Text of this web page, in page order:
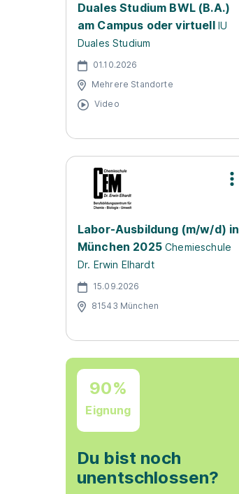
Duales Studium BWL (B.A.)
am Campus oder virtuell IU
Duales Studium
01.10.2026
Mehrere Standorte
Video
Labor-Ausbildung (m/w/d) in
München 2025 Chemieschule
Dr. Erwin Elhardt
15.09.2026
81543 München
90%
Eignung
Du bist noch
unentschlossen?